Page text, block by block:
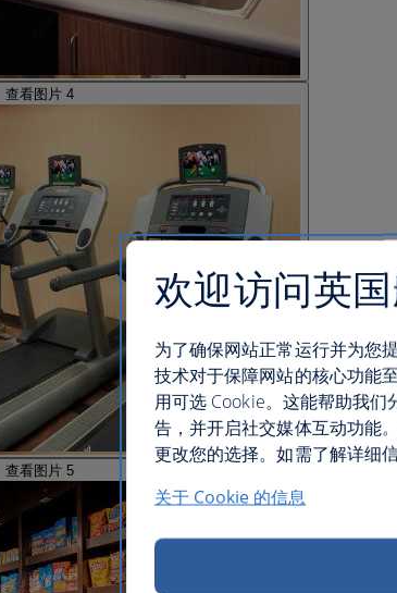
查看图片 4
查看图片 5
欢迎访问英
为了确保网站正常运行并为您
技术对于保障网站的核心功能
用可选 Cookie。这能帮助我
告，并开启社交媒体互动功能
更改您的选择。如需了解详细
关于 Cookie 的信息